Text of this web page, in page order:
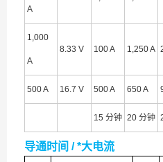
A
1,000
A
8.33 V 100 A 1,250 A
500 A 16.7 V 500 A 650 A
15 分钟 20 分钟
导通时间 / *大电流